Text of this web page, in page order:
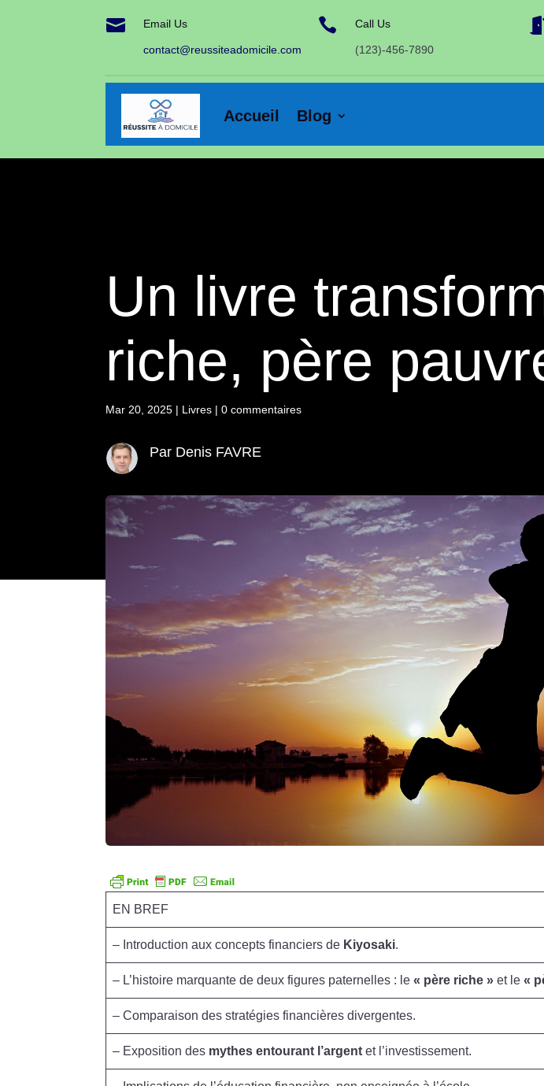
 Email Us
contact@reussiteadomicile.com
 Call Us
(123)-456-7890
Accueil Blog
Un livre
riche, père
Mar 20, 2025 | Livres |0 commentaires
Par Denis FAVRE
EN BREF
– Introduction aux concepts financiers de Kiyosaki.
– L’histoire marquante de deux figures paternelles : le« père riche » et le«
– Comparaison des stratégies financières divergentes.
– Exposition des mythes entourant l’argent et l’investissement.